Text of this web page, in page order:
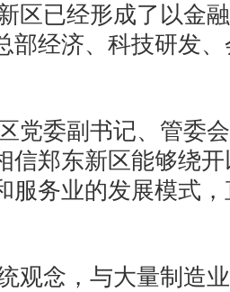
区已经形成了以金
部经济、科技研发
党委副书记、管委
信郑东新区能够绕
服务业的发展模式
观念，与大量制造